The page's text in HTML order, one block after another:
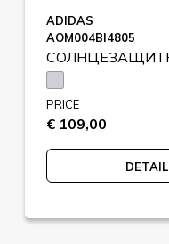
ADIDAS
AOM004BI4805
PRICE
€ 109,00